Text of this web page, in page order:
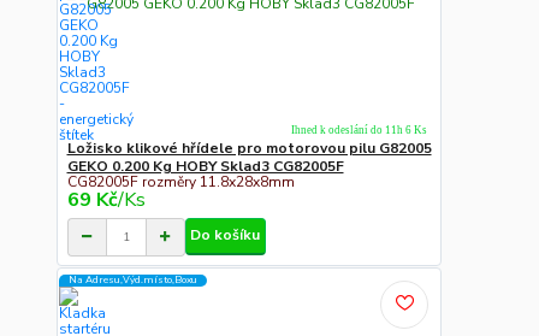
Ložisko klikové hřídele pro motorovou pilu G82005
GEKO 0.200 Kg HOBY Sklad3 CG82005F
CG82005F rozměry 11.8x28x8mm
69 Kč/Ks
Ihned k odeslání do 11h 6 Ks
Do košíku
Na Adresu,Výd.místo,Boxu